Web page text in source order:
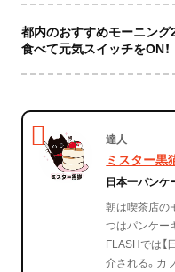
都内のおすすめモーニング
食べて元気スイッチをON！
達人
ミスター黒
日本一パンケ
朝は喫茶店の
つはパンケー
FLASHでは【
介される。カ